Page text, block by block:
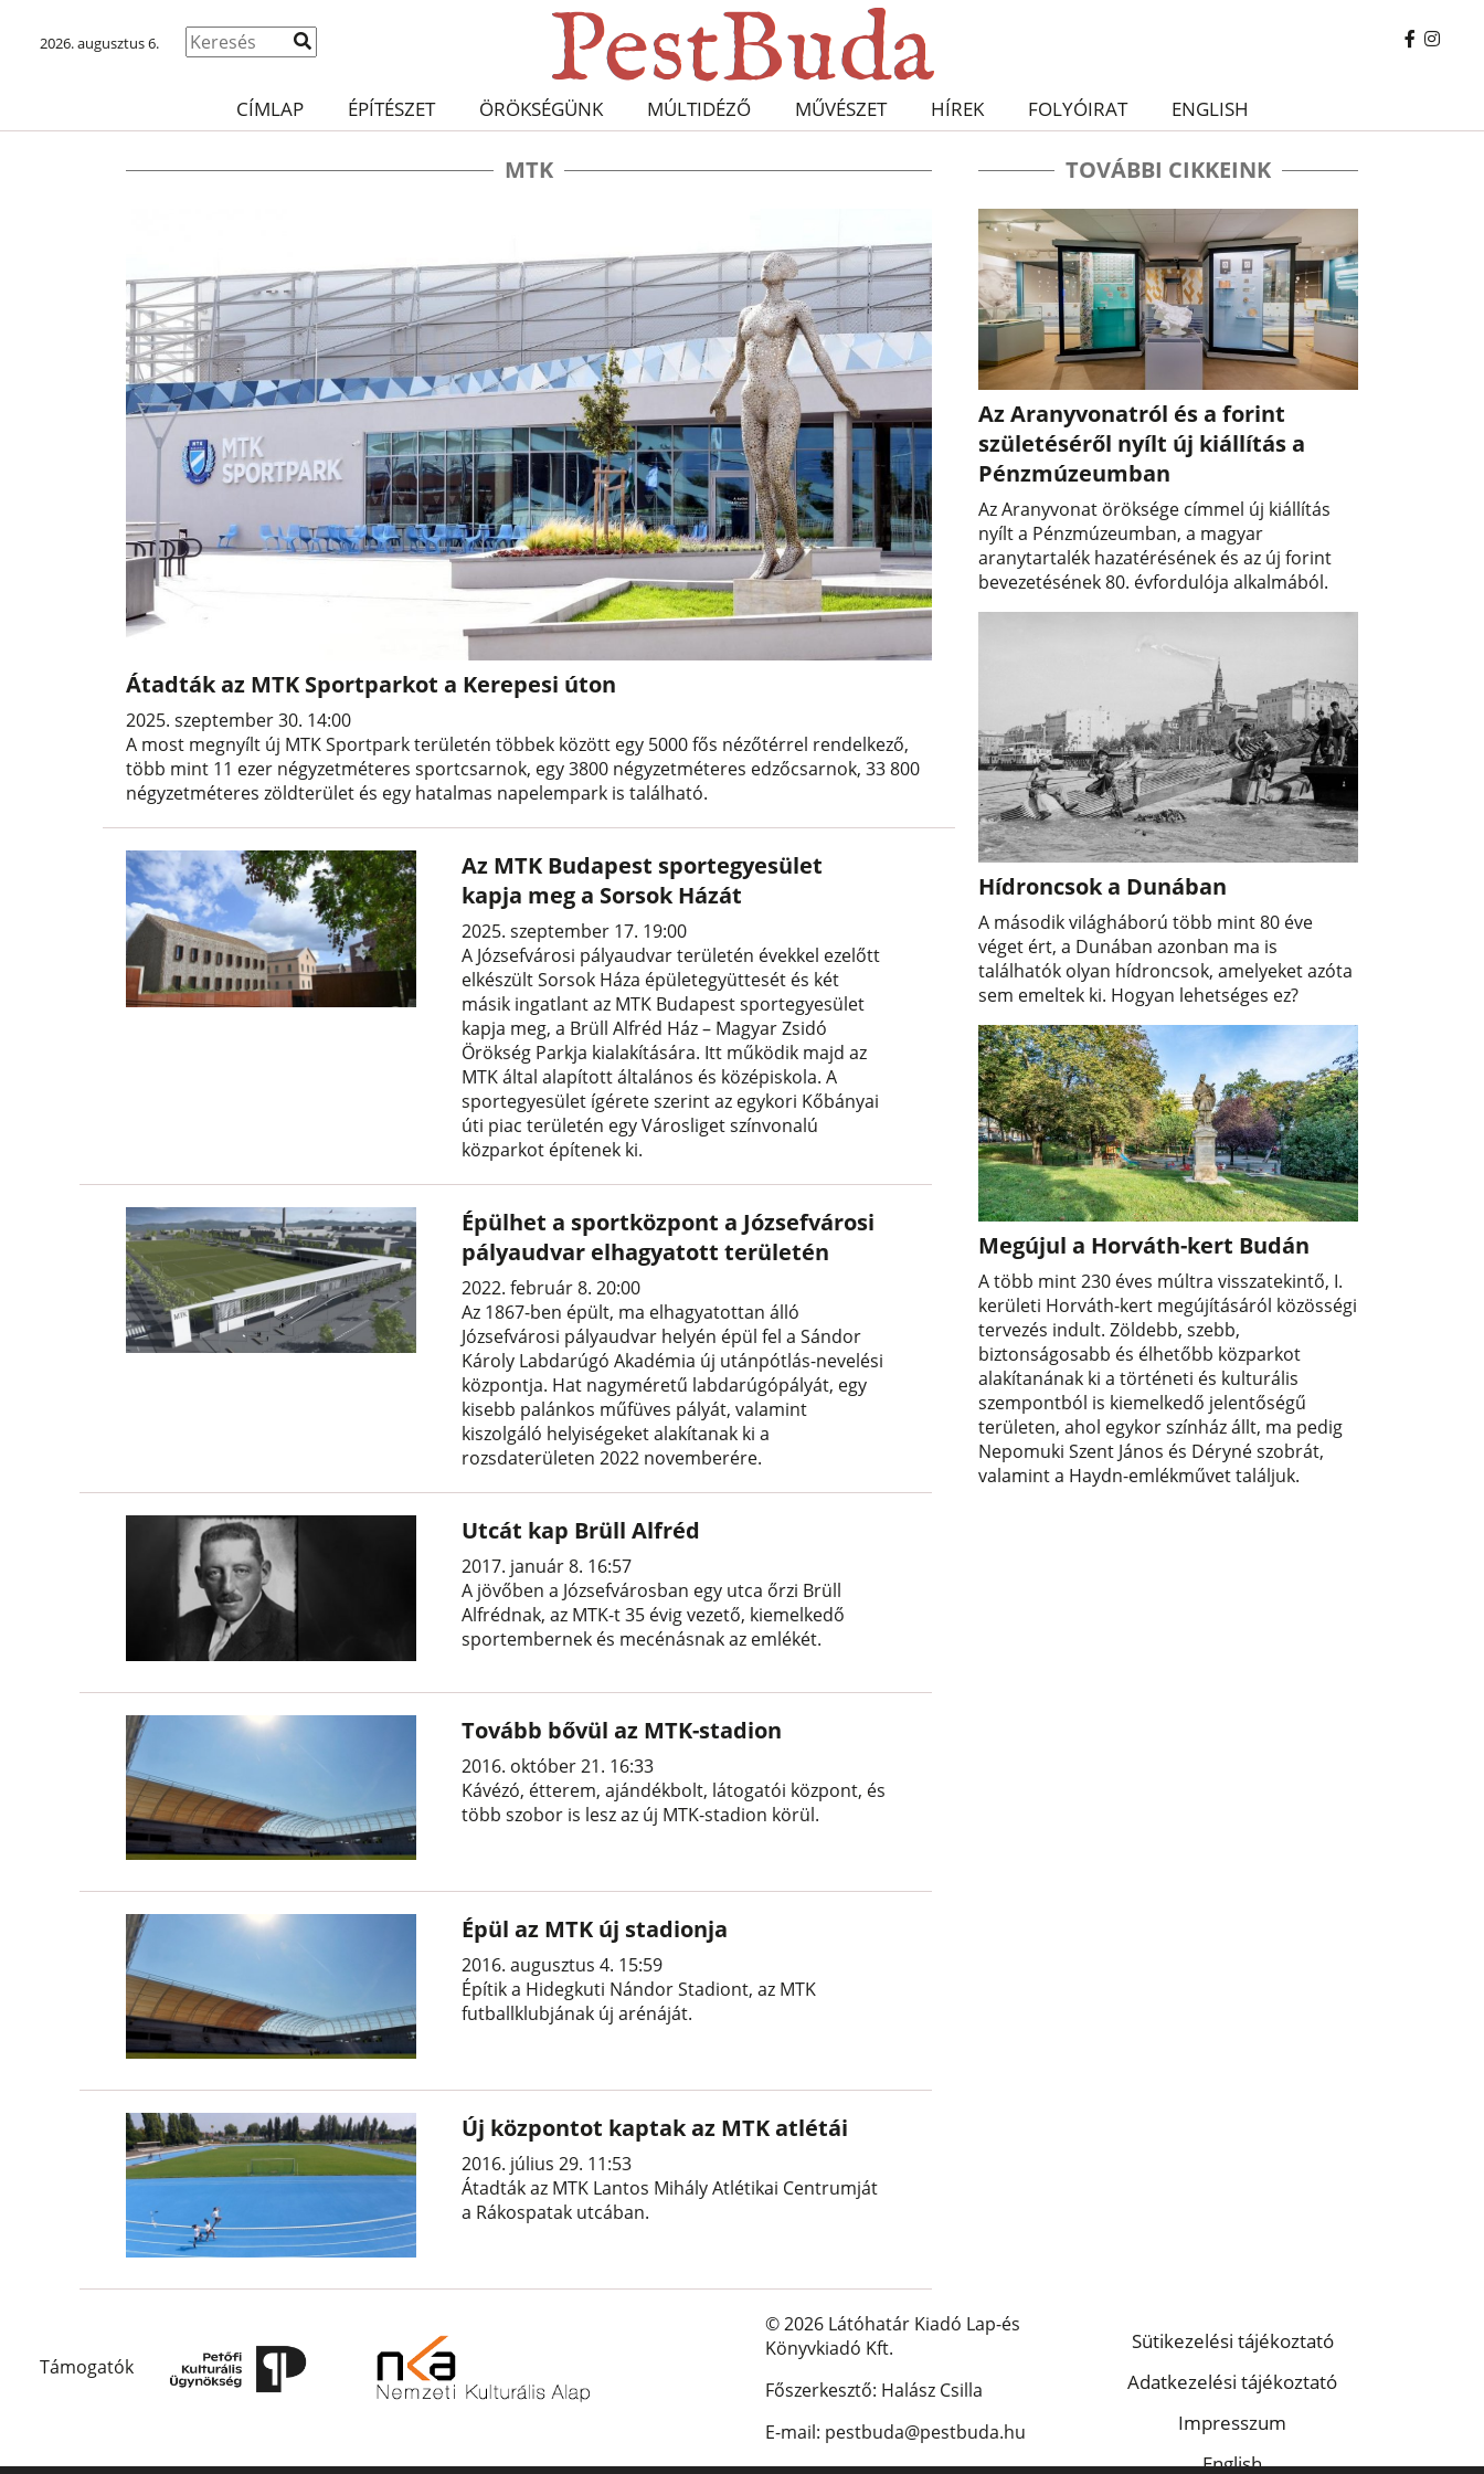
2026. augusztus 6.
CÍMLAP ÉPÍTÉSZET ÖRÖKSÉGÜNK MÚLTIDÉZŐ MŰVÉSZET HÍREK FOLYÓIRAT ENGLISH
MTK
Átadták az MTK Sportparkot a Kerepesi úton
2025. szeptember 30. 14:00
A most megnyílt új MTK Sportpark területén többek között egy 5000 fős nézőtérrel rendelkező,
több mint 11 ezer négyzetméteres sportcsarnok, egy 3800 négyzetméteres edzőcsarnok, 33 800
négyzetméteres zöldterület és egy hatalmas napelempark is található.
Az MTK Budapest sportegyesület
kapja meg a Sorsok Házát
2025. szeptember 17. 19:00
A Józsefvárosi pályaudvar területén évekkel ezelőtt
elkészült Sorsok Háza épületegyüttesét és két
másik ingatlant az MTK Budapest sportegyesület
kapja meg, a Brüll Alfréd Ház – Magyar Zsidó
Örökség Parkja kialakítására. Itt működik majd az
MTK által alapított általános és középiskola. A
sportegyesület ígérete szerint az egykori Kőbányai
úti piac területén egy Városliget színvonalú
közparkot építenek ki.
Épülhet a sportközpont a Józsefvárosi
pályaudvar elhagyatott területén
2022. február 8. 20:00
Az 1867-ben épült, ma elhagyatottan álló
Józsefvárosi pályaudvar helyén épül fel a Sándor
Károly Labdarúgó Akadémia új utánpótlás-nevelési
központja. Hat nagyméretű labdarúgópályát, egy
kisebb palánkos műfüves pályát, valamint
kiszolgáló helyiségeket alakítanak ki a
rozsdaterületen 2022 novemberére.
Utcát kap Brüll Alfréd
2017. január 8. 16:57
A jövőben a Józsefvárosban egy utca őrzi Brüll
Alfrédnak, az MTK-t 35 évig vezető, kiemelkedő
sportembernek és mecénásnak az emlékét.
Tovább bővül az MTK-stadion
2016. október 21. 16:33
Kávézó, étterem, ajándékbolt, látogatói központ, és
több szobor is lesz az új MTK-stadion körül.
Épül az MTK új stadionja
2016. augusztus 4. 15:59
Építik a Hidegkuti Nándor Stadiont, az MTK
futballklubjának új arénáját.
Új központot kaptak az MTK atlétái
2016. július 29. 11:53
Átadták az MTK Lantos Mihály Atlétikai Centrumját
a Rákospatak utcában.
TOVÁBBI CIKKEINK
Az Aranyvonatról és a forint
születéséről nyílt új kiállítás a
Pénzmúzeumban
Az Aranyvonat öröksége címmel új kiállítás
nyílt a Pénzmúzeumban, a magyar
aranytartalék hazatérésének és az új forint
bevezetésének 80. évfordulója alkalmából.
Hídroncsok a Dunában
A második világháború több mint 80 éve
véget ért, a Dunában azonban ma is
találhatók olyan hídroncsok, amelyeket azóta
sem emeltek ki. Hogyan lehetséges ez?
Megújul a Horváth-kert Budán
A több mint 230 éves múltra visszatekintő, I.
kerületi Horváth-kert megújításáról közösségi
tervezés indult. Zöldebb, szebb,
biztonságosabb és élhetőbb közparkot
alakítanának ki a történeti és kulturális
szempontból is kiemelkedő jelentőségű
területen, ahol egykor színház állt, ma pedig
Nepomuki Szent János és Déryné szobrát,
valamint a Haydn-emlékművet találjuk.
Támogatók
© 2026 Látóhatár Kiadó Lap-és
Könyvkiadó Kft.
Főszerkesztő: Halász Csilla
E-mail: pestbuda@pestbuda.hu
Sütikezelési tájékoztató
Adatkezelési tájékoztató
Impresszum
English